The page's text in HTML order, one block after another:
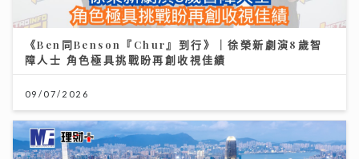
《Ben同Benson『Chur』到行》｜徐榮新劇演8歲智
障人士 角色極具挑戰盼再創收視佳績
09/07/2026